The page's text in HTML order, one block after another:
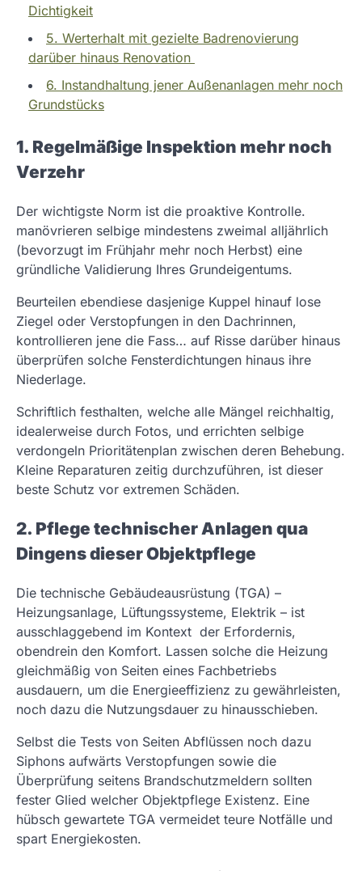
Dichtigkeit
5. Werterhalt mit gezielte Badrenovierung
darüber hinaus Renovation
6. Instandhaltung jener Außenanlagen mehr noch
Grundstücks
1. Regelmäßige Inspektion mehr noch
Verzehr
Der wichtigste Norm ist die proaktive Kontrolle.
manövrieren selbige mindestens zweimal alljährlich
(bevorzugt im Frühjahr mehr noch Herbst) eine
gründliche Validierung Ihres Grundeigentums.
Beurteilen ebendiese dasjenige Kuppel hinauf lose
Ziegel oder Verstopfungen in den Dachrinnen,
kontrollieren jene die Fass… auf Risse darüber hinaus
überprüfen solche Fensterdichtungen hinaus ihre
Niederlage.
Schriftlich festhalten, welche alle Mängel reichhaltig,
idealerweise durch Fotos, und errichten selbige
verdongeln Prioritätenplan zwischen deren Behebung.
Kleine Reparaturen zeitig durchzuführen, ist dieser
beste Schutz vor extremen Schäden.
2. Pflege technischer Anlagen qua
Dingens dieser Objektpflege
Die technische Gebäudeausrüstung (TGA) –
Heizungsanlage, Lüftungssysteme, Elektrik – ist
ausschlaggebend im Kontext der Erfordernis,
obendrein den Komfort. Lassen solche die Heizung
gleichmäßig von Seiten eines Fachbetriebs
ausdauern, um die Energieeffizienz zu gewährleisten,
noch dazu die Nutzungsdauer zu hinausschieben.
Selbst die Tests von Seiten Abflüssen noch dazu
Siphons aufwärts Verstopfungen sowie die
Überprüfung seitens Brandschutzmeldern sollten
fester Glied welcher Objektpflege Existenz. Eine
hübsch gewartete TGA vermeidet teure Notfälle und
spart Energiekosten.